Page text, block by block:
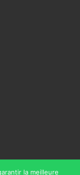
la meilleure